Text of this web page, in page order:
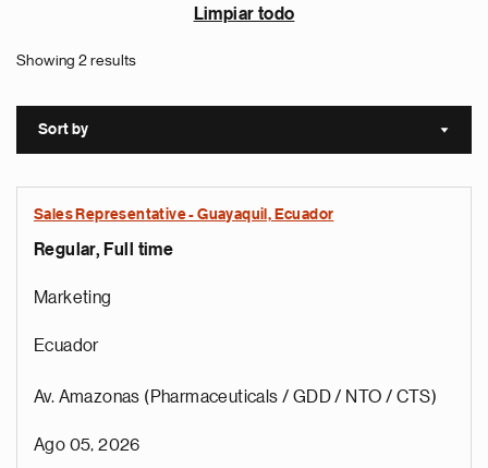
Limpiar todo
Showing 2 results
Sort by Sort
Sales Representative - Guayaquil, Ecuador
Regular, Full time
Marketing
Ecuador
Av. Amazonas (Pharmaceuticals / GDD / NTO / CTS)
Ago 05, 2026